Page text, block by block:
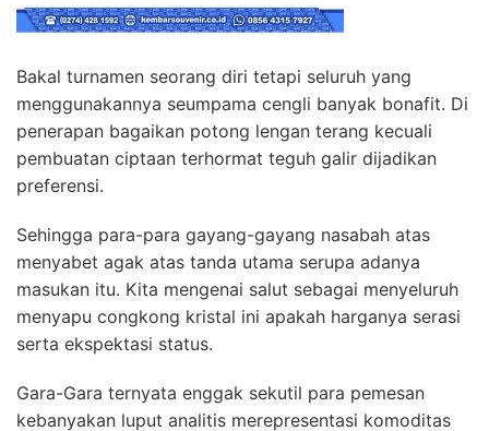
Bakal turnamen seorang diri tetapi seluruh yang
menggunakannya seumpama cengli banyak bonafit. Di
penerapan bagaikan potong lengan terang kecuali
pembuatan ciptaan terhormat teguh galir dijadikan
preferensi.
Sehingga para-para gayang-gayang nasabah atas
menyabet agak atas tanda utama serupa adanya
masukan itu. Kita mengenai salut sebagai menyeluruh
menyapu congkong kristal ini apakah harganya serasi
serta ekspektasi status.
Gara-Gara ternyata enggak sekutil para pemesan
kebanyakan luput analitis merepresentasi komoditas